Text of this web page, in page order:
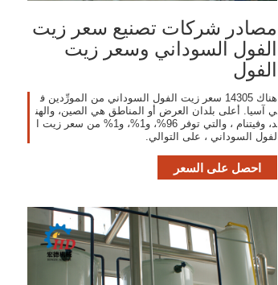
مصادر شركات تصنيع سعر زيت
الفول السوداني وسعر زيت
الفول
هناك 14305 سعر زيت الفول السوداني من المورِّدين ف
ي آسيا. أعلى بلدان العرض أو المناطق هي الصين، والهن
د، وفيتنام ، والتي توفر 96%، و1%، و1% من سعر زيت ا
لفول السوداني ، على التوالي.
احصل على السعر